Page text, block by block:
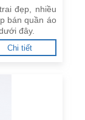
đẹp, nhiều
bán quần áo
đây.
Chi tiết